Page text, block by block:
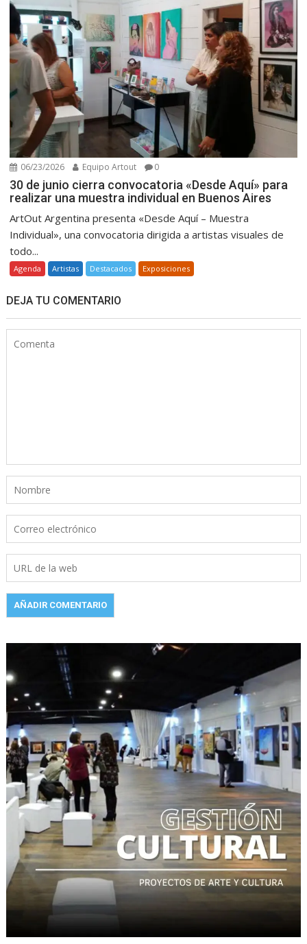
06/23/2026 Equipo Artout 0
30 de junio cierra convocatoria «Desde Aquí» para
realizar una muestra individual en Buenos Aires
ArtOut Argentina presenta «Desde Aquí – Muestra
Individual», una convocatoria dirigida a artistas visuales de
todo...
Agenda Artistas Destacados Exposiciones
DEJA TU COMENTARIO